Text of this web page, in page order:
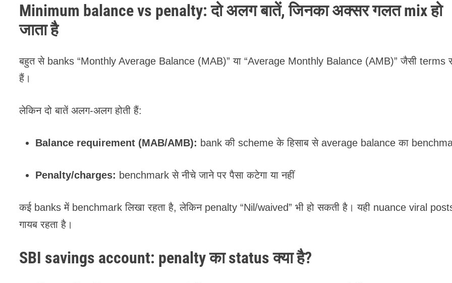
Minimum balance vs penalty: दो अलग बातें, जिनका अक्सर गलत mix हो
जाता है
बहुत से banks “Monthly Average Balance (MAB)” या “Average Monthly Balance (AMB)” जैसी terms
हैं।
लेकिन दो बातें अलग-अलग होती हैं:
Balance requirement (MAB/AMB): bank की scheme के हिसाब से average balance का
Penalty/charges: benchmark से नीचे जाने पर पैसा कटेगा या नहीं
कई banks में benchmark लिखा रहता है, लेकिन penalty “Nil/waived” भी हो सकती है। यही nuance viral
गायब रहता है।
SBI savings account: penalty का status क्या है?